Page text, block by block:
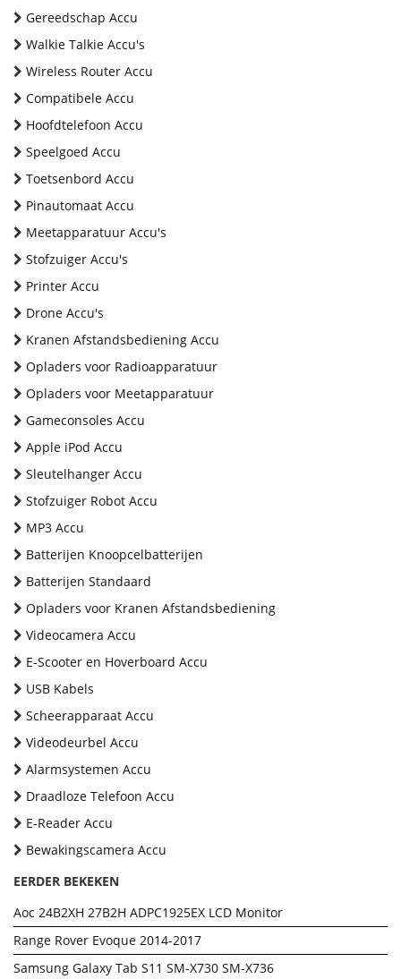
Gereedschap Accu
Walkie Talkie Accu's
Wireless Router Accu
Compatibele Accu
Hoofdtelefoon Accu
Speelgoed Accu
Toetsenbord Accu
Pinautomaat Accu
Meetapparatuur Accu's
Stofzuiger Accu's
Printer Accu
Drone Accu's
Kranen Afstandsbediening Accu
Opladers voor Radioapparatuur
Opladers voor Meetapparatuur
Gameconsoles Accu
Apple iPod Accu
Sleutelhanger Accu
Stofzuiger Robot Accu
MP3 Accu
Batterijen Knoopcelbatterijen
Batterijen Standaard
Opladers voor Kranen Afstandsbediening
Videocamera Accu
E-Scooter en Hoverboard Accu
USB Kabels
Scheerapparaat Accu
Videodeurbel Accu
Alarmsystemen Accu
Draadloze Telefoon Accu
E-Reader Accu
Bewakingscamera Accu
EERDER BEKEKEN
Aoc 24B2XH 27B2H ADPC1925EX LCD Monitor
Range Rover Evoque 2014-2017
Samsung Galaxy Tab S11 SM-X730 SM-X736